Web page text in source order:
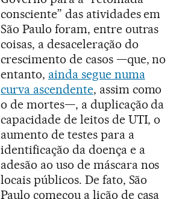
consciente” das atividades em
São Paulo foram, entre outras
coisas, a desaceleração do
crescimento de casos —que, no
entanto, ainda segue numa
curva ascendente, assim como
o de mortes—, a duplicação da
capacidade de leitos de UTI, o
aumento de testes para a
identificação da doença e a
adesão ao uso de máscara nos
locais públicos. De fato, São
Paulo começou a lição de casa